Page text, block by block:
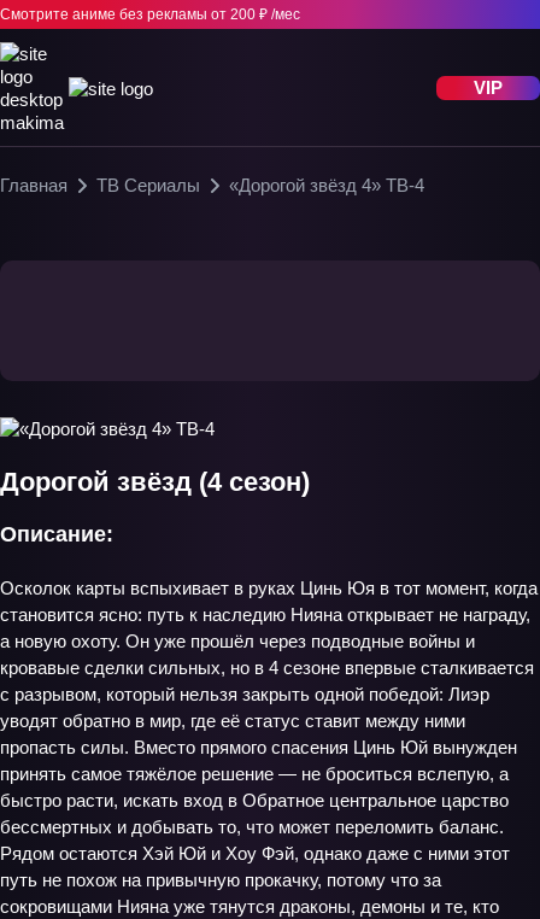
Смотрите аниме без рекламы от 200 ₽ /мес
VIP
Главная ТВ Сериалы «Дорогой звёзд 4» ТВ-4
Дорогой звёзд (4 сезон)
Описание:
Осколок карты вспыхивает в руках Цинь Юя в тот момент, когда
становится ясно: путь к наследию Нияна открывает не награду,
а новую охоту. Он уже прошёл через подводные войны и
кровавые сделки сильных, но в 4 сезоне впервые сталкивается
с разрывом, который нельзя закрыть одной победой: Лиэр
уводят обратно в мир, где её статус ставит между ними
пропасть силы. Вместо прямого спасения Цинь Юй вынужден
принять самое тяжёлое решение — не броситься вслепую, а
быстро расти, искать вход в Обратное центральное царство
бессмертных и добывать то, что может переломить баланс.
Рядом остаются Хэй Юй и Хоу Фэй, однако даже с ними этот
путь не похож на привычную прокачку, потому что за
сокровищами Нияна уже тянутся драконы, демоны и те, кто